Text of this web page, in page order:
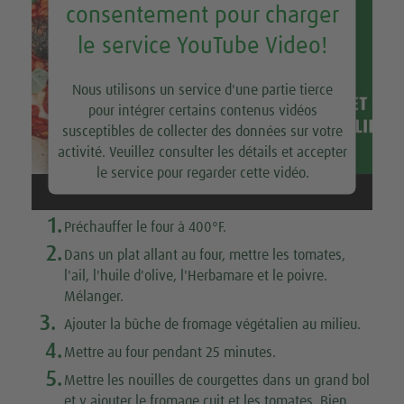
consentement pour charger
le service YouTube Video!
Nous utilisons un service d'une partie tierce
pour intégrer certains contenus vidéos
susceptibles de collecter des données sur votre
activité. Veuillez consulter les détails et accepter
le service pour regarder cette vidéo.
En savoir plus
Accepter
1. Préchauffer le four à 400°F.
2. Dans un plat allant au four, mettre les tomates,
l'ail, l'huile d'olive, l'Herbamare et le poivre.
Mélanger.
3. Ajouter la bûche de fromage végétalien au milieu.
4. Mettre au four pendant 25 minutes.
5. Mettre les nouilles de courgettes dans un grand bol